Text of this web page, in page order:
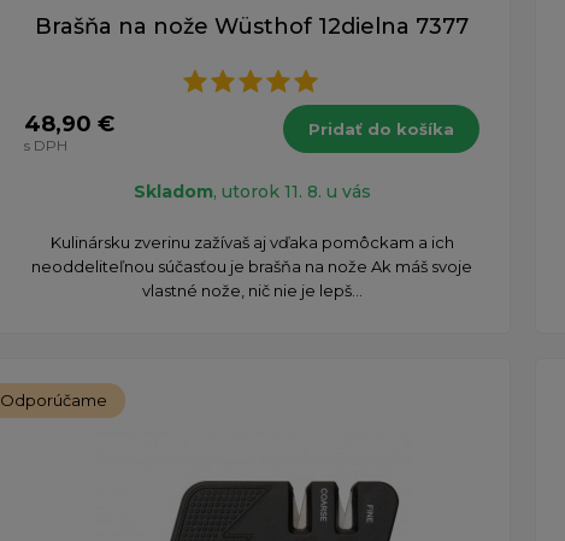
Brašňa na nože Wüsthof 12dielna 7377
48,90 €
s DPH
Pridať do košíka
Skladom, utorok 11. 8. u vás
Kulinársku zverinu zažívaš aj vďaka pomôckam a ich
neoddeliteľnou súčasťou je brašňa na nože Ak máš svoje
vlastné nože, nič nie je lepš...
Odporúčame